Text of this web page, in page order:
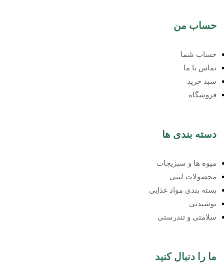
حساب من
حساب شما
تماس با ما
سبد خرید
فروشگاه
دسته بندی ها
میوه ها و سبزیجات
محصولات لبنی
بسته بندی مواد غذایی
نوشیدنی
سلامتی و تندرستی
ما را دنبال کنید